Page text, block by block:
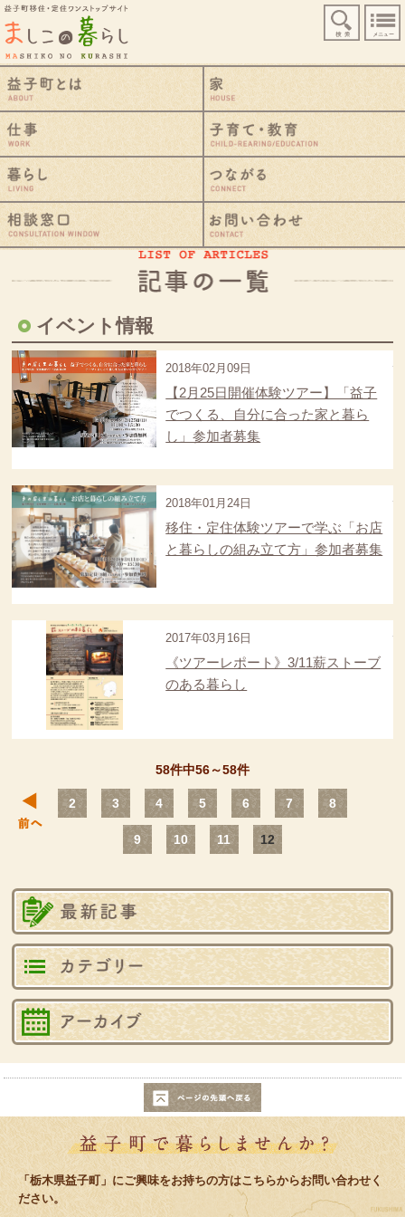
益子町移住・定住ワンストップサイト 検索
益子町とは
仕事
暮らし
相談窓口
イベント情報
2018年02月09日
【2月25日開催体験ツアー】「益子
でつくる、自分に合った家と暮ら
し」参加者募集
2018年01月24日
移住・定住体験ツアーで学ぶ「お店
と暮らしの組み立て方」参加者募集
2017年03月16日
《ツアーレポート》3/11薪ストーブ
のある暮らし
58件中56～58件
前へ
2 3 4 5 6 7 8
9 10 11 12
最
カ
バ
益子町で暮
「栃木県益子町」にご興味をお持ちの方はこちらからお問い合わせく
ださい。